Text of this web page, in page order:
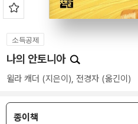
소득공제
나의 안토니아
윌라 캐더 (지은이), 전경자 (옮긴이)
종이책